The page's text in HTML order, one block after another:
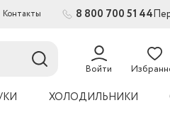
Контакты 8 800 700 51 44
Войти
ХОЛОДИЛЬНИКИ